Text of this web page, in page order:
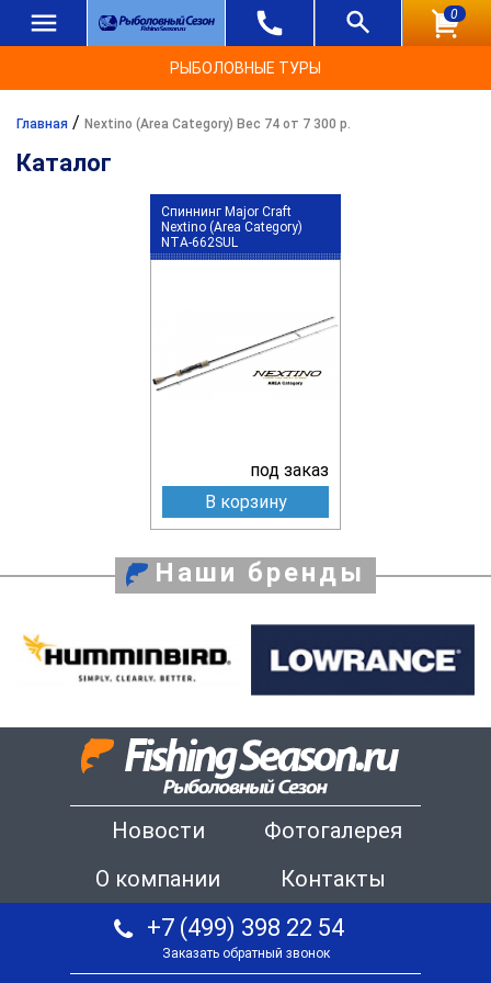
0
РЫБОЛОВНЫЕ ТУРЫ
Главная / Nextino (Area Category) Вес 74 от 7 300 р.
Каталог
Спиннинг Major Craft
Nextino (Area Category)
NTA-662SUL
под заказ
В корзину
Наши бренды
Новости
Фотогалерея
О компании
Контакты
+7 (499) 398 22 54
Заказать обратный звонок